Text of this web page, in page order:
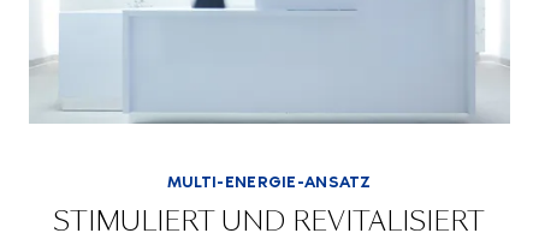
MULTI-ENERGIE-ANSATZ
STIMULIERT UND REVITALISIERT